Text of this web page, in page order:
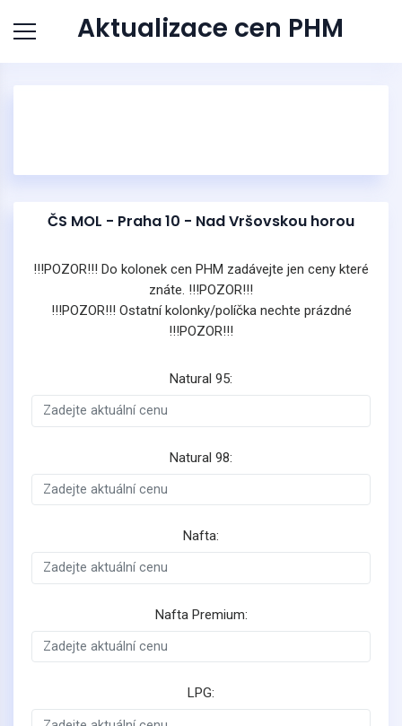
Aktualizace cen PHM
ČS MOL - Praha 10 - Nad Vršovskou horou
!!!POZOR!!! Do kolonek cen PHM zadávejte jen ceny které
znáte. !!!POZOR!!!
!!!POZOR!!! Ostatní kolonky/políčka nechte prázdné
!!!POZOR!!!
Natural 95:
Natural 98:
Nafta:
Nafta Premium:
LPG: